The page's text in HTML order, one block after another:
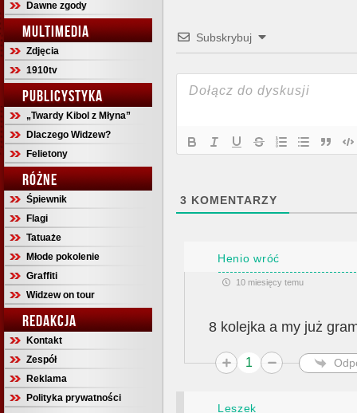
Dawne zgody
MULTIMEDIA
Zdjęcia
1910tv
PUBLICYSTYKA
„Twardy Kibol z Młyna”
Dlaczego Widzew?
Felietony
RÓŻNE
Śpiewnik
Flagi
Tatuaże
Młode pokolenie
Graffiti
Widzew on tour
REDAKCJA
Kontakt
Zespół
Reklama
Polityka prywatności
Subskrybuj
3 KOMENTARZY
Henio wróć
10 miesięcy temu
8 kolejka a my już
1
Leszek